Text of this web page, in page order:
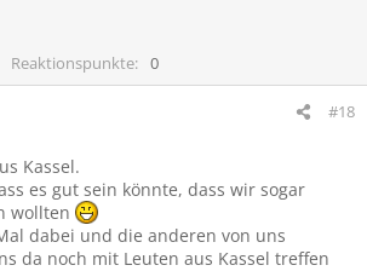
Reaktionspunkte 0
#18
Kassel.
es gut sein könnte, dass wir sogar
wollten
dabei und die anderen von uns
da noch mit Leuten aus Kassel treffen